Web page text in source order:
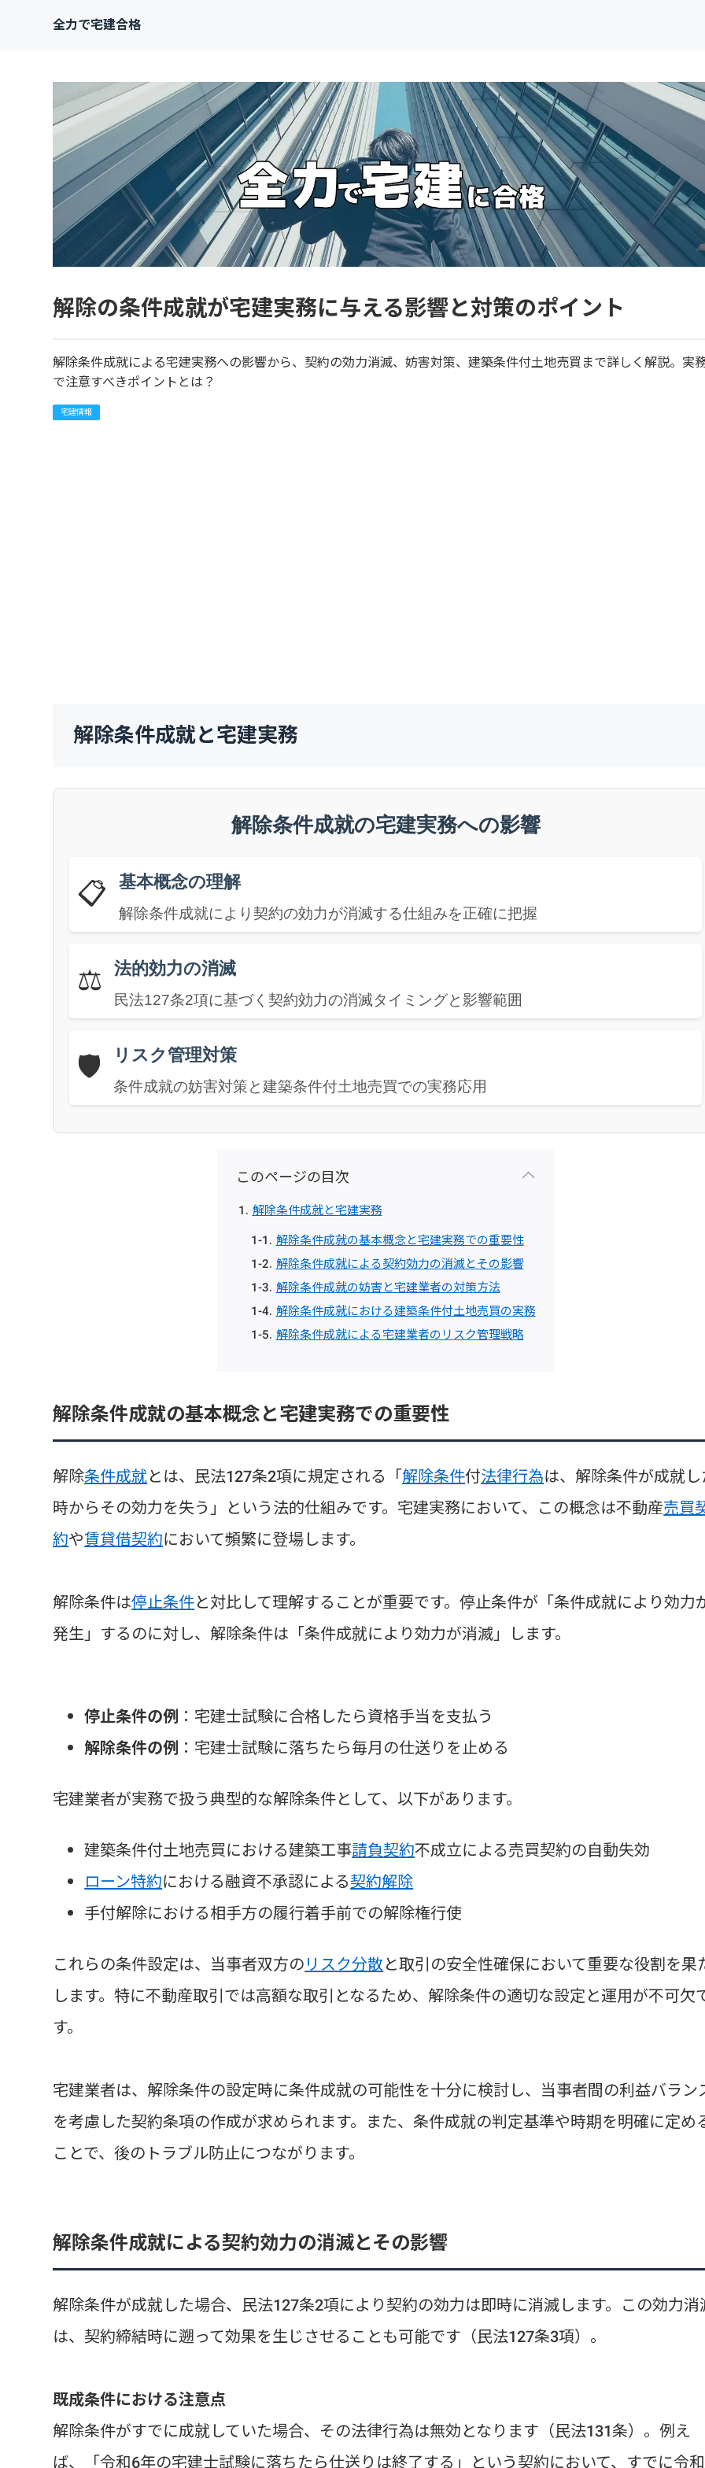
全力で宅建合格
解除の条件成就が宅建実務に与える影響と対策のポイント
解除条件成就による宅建実務への影響から、契約の効力消滅、妨害対策、建築条件付土地売買まで詳しく解説。実
で注意すべきポイントとは？
宅建情報
解除条件成就と宅建実務
解除条件成就の宅建実務への影響
📋 基本概念の理解
解除条件成就により契約の効力が消滅する仕組みを正確に把握
⚖️ 法的効力の消滅
民法127条2項に基づく契約効力の消滅タイミングと影響範囲
🛡️ リスク管理対策
条件成就の妨害対策と建築条件付土地売買での実務応用
このページの目次
解除条件成就と宅建実務
解除条件成就の基本概念と宅建実務での重要性
解除条件成就による契約効力の消滅とその影響
解除条件成就の妨害と宅建業者の対策方法
解除条件成就における建築条件付土地売買の実務
解除条件成就による宅建業者のリスク管理戦略
解除条件成就の基本概念と宅建実務での重要性
解除条件成就とは、民法127条2項に規定される「解除条件付法律行為は、解除条件が成就し
時からその効力を失う」という法的仕組みです。宅建実務において、この概念は不動産売買
約や賃貸借契約において頻繁に登場します。
解除条件は停止条件と対比して理解することが重要です。停止条件が「条件成就により効力
発生」するのに対し、解除条件は「条件成就により効力が消滅」します。
停止条件の例 ：宅建士試験に合格したら資格手当を支払う
解除条件の例 ：宅建士試験に落ちたら毎月の仕送りを止める
宅建業者が実務で扱う典型的な解除条件として、以下があります。
建築条件付土地売買における建築工事請負契約不成立による売買契約の自動失効
ローン特約における融資不承認による契約解除
手付解除における相手方の履行着手前での解除権行使
これらの条件設定は、当事者双方のリスク分散と取引の安全性確保において重要な役割を果
します。特に不動産取引では高額な取引となるため、解除条件の適切な設定と運用が不可欠
す。
宅建業者は、解除条件の設定時に条件成就の可能性を十分に検討し、当事者間の利益バラン
を考慮した契約条項の作成が求められます。また、条件成就の判定基準や時期を明確に定め
ことで、後のトラブル防止につながります。
解除条件成就による契約効力の消滅とその影響
解除条件が成就した場合、民法127条2項により契約の効力は即時に消滅します。この効力消
は、契約締結時に遡って効果を生じさせることも可能です（民法127条3項）。
既成条件における注意点
解除条件がすでに成就していた場合、その法律行為は無効となります（民法131条）。例え
ば、「令和6年の宅建士試験に落ちたら仕送りは終了する」という契約において、すでに令